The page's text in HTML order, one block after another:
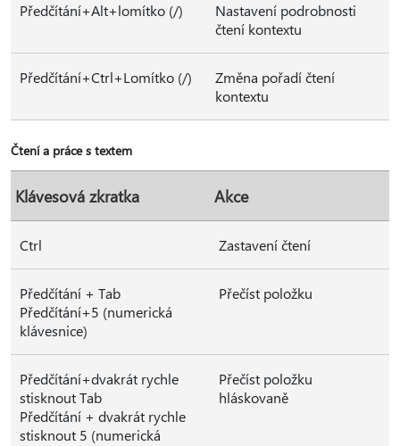
Předčítání+Alt+lomítko (/)
Nastavení podrobnosti
čtení kontextu
Předčítání+Ctrl+Lomítko (/)
Změna pořadí čtení
kontextu
Čtení a práce s textem
Klávesová zkratka Akce
Ctrl Zastavení čtení
Předčítání + Tab
Předčítání+5 (numerická
klávesnice)
Přečíst položku
Předčítání+dvakrát rychle
stisknout Tab
Předčítání + dvakrát rychle
stisknout 5 (numerická
Přečíst položku
hláskovaně